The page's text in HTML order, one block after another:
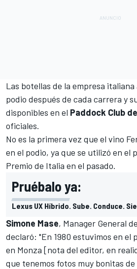
Las botellas de la empresa
podio después de cada carrera y
disponibles en el Paddock Club
oficiales.
No es la primera vez que el vino
en el podio, ya que se utilizó en el
Premio de Italia en el pasado.
Pruébalo ya:
Lexus UX Híbrido. Sube. Conduce.
Simone Mase, Manager General
declaró: "En 1980 estuvimos en el
en Monza [nota del editor, en
que tenemos fotos muy bonitas